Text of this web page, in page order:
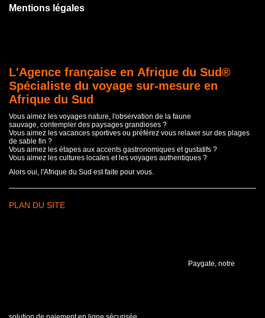
Mentions légales
L'Agence française en Afrique du Sud®
Spécialiste du voyage sur-mesure en
Afrique du Sud
Vous aimez les voyages nature, l'observation de la faune
sauvage, contempler des paysages grandioses ?
Vous aimez les vacances sportives ou préférez vous relaxer sur des plages
de sable fin ?
Vous aimez les étapes aux accents gastronomiques et gustatifs ?
Vous aimez les cultures locales et les voyages authentiques ?
Alors oui, l'Afrique du Sud est faite pour vous.
PLAN DU SITE
Paygate, notre